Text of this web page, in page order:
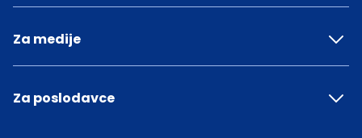
Za medije
Za poslodavce